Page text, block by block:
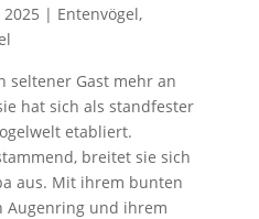
| Entenvögel,
seltener Gast mehr an
hat sich als standfester
etabliert.
breitet sie sich
aus. Mit ihrem bunten
Augenring und ihrem